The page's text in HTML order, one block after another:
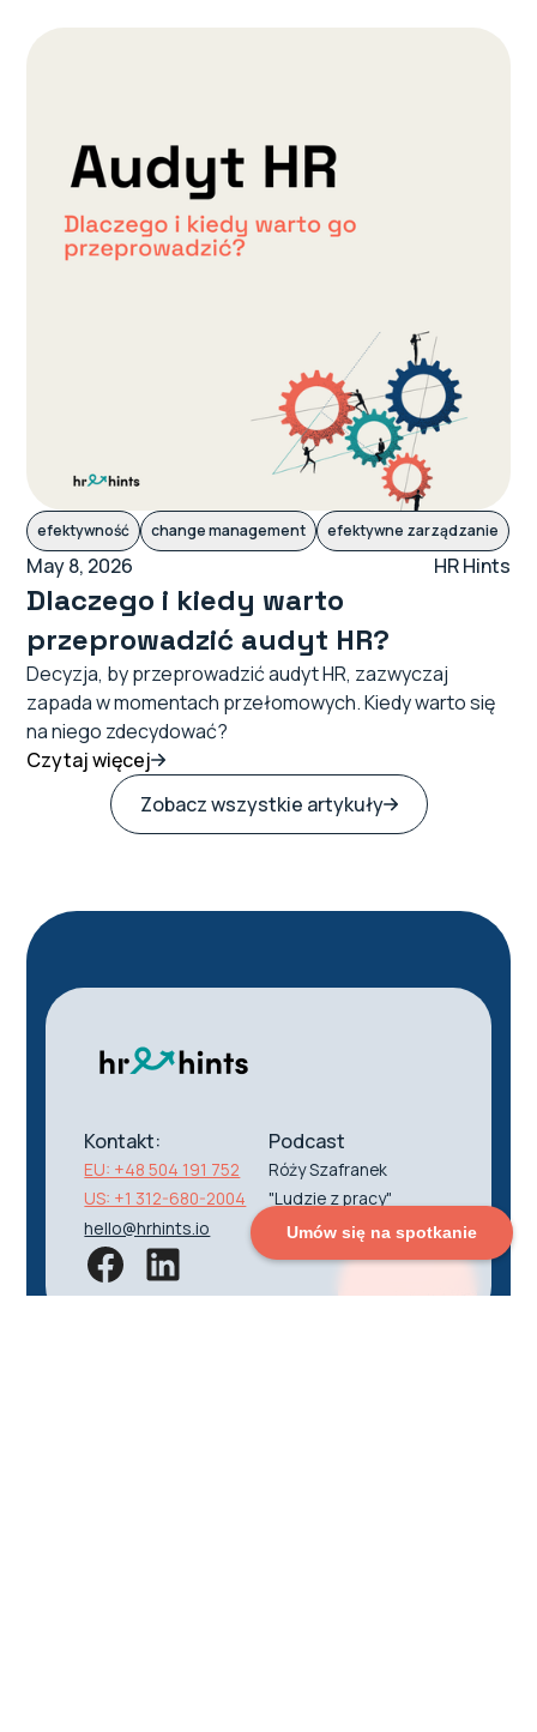
efektywność change management efektywne zarządzanie
May 8, 2026 HR Hints
Dlaczego i kiedy warto
przeprowadzić audyt HR?
Decyzja, by przeprowadzić audyt HR, zazwyczaj
zapada w momentach przełomowych. Kiedy warto się
na niego zdecydować?
Czytaj więcej
Zobacz wszystkie artykuły
Kontakt:
EU: +48 504 191 752
US: +1 312-680-2004
hello@hrhints.io
Podcast
Róży Szafranek
"Ludzie z pracy"
Umów się na spotkanie